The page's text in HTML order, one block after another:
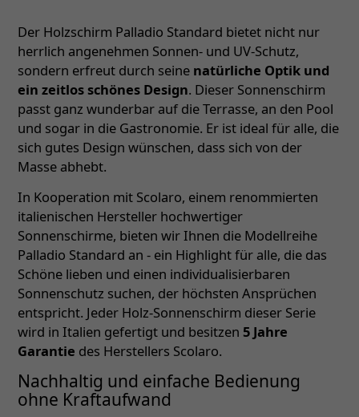
Der Holzschirm Palladio Standard bietet nicht nur
herrlich angenehmen Sonnen- und UV-Schutz,
sondern erfreut durch seine natürliche Optik und
ein zeitlos schönes Design. Dieser Sonnenschirm
passt ganz wunderbar auf die Terrasse, an den Pool
und sogar in die Gastronomie. Er ist ideal für alle, die
sich gutes Design wünschen, dass sich von der
Masse abhebt.
In Kooperation mit Scolaro, einem renommierten
italienischen Hersteller hochwertiger
Sonnenschirme, bieten wir Ihnen die Modellreihe
Palladio Standard an - ein Highlight für alle, die das
Schöne lieben und einen individualisierbaren
Sonnenschutz suchen, der höchsten Ansprüchen
entspricht. Jeder Holz-Sonnenschirm dieser Serie
wird in Italien gefertigt und besitzen 5 Jahre
Garantie des Herstellers Scolaro.
Nachhaltig und einfache Bedienung
ohne Kraftaufwand